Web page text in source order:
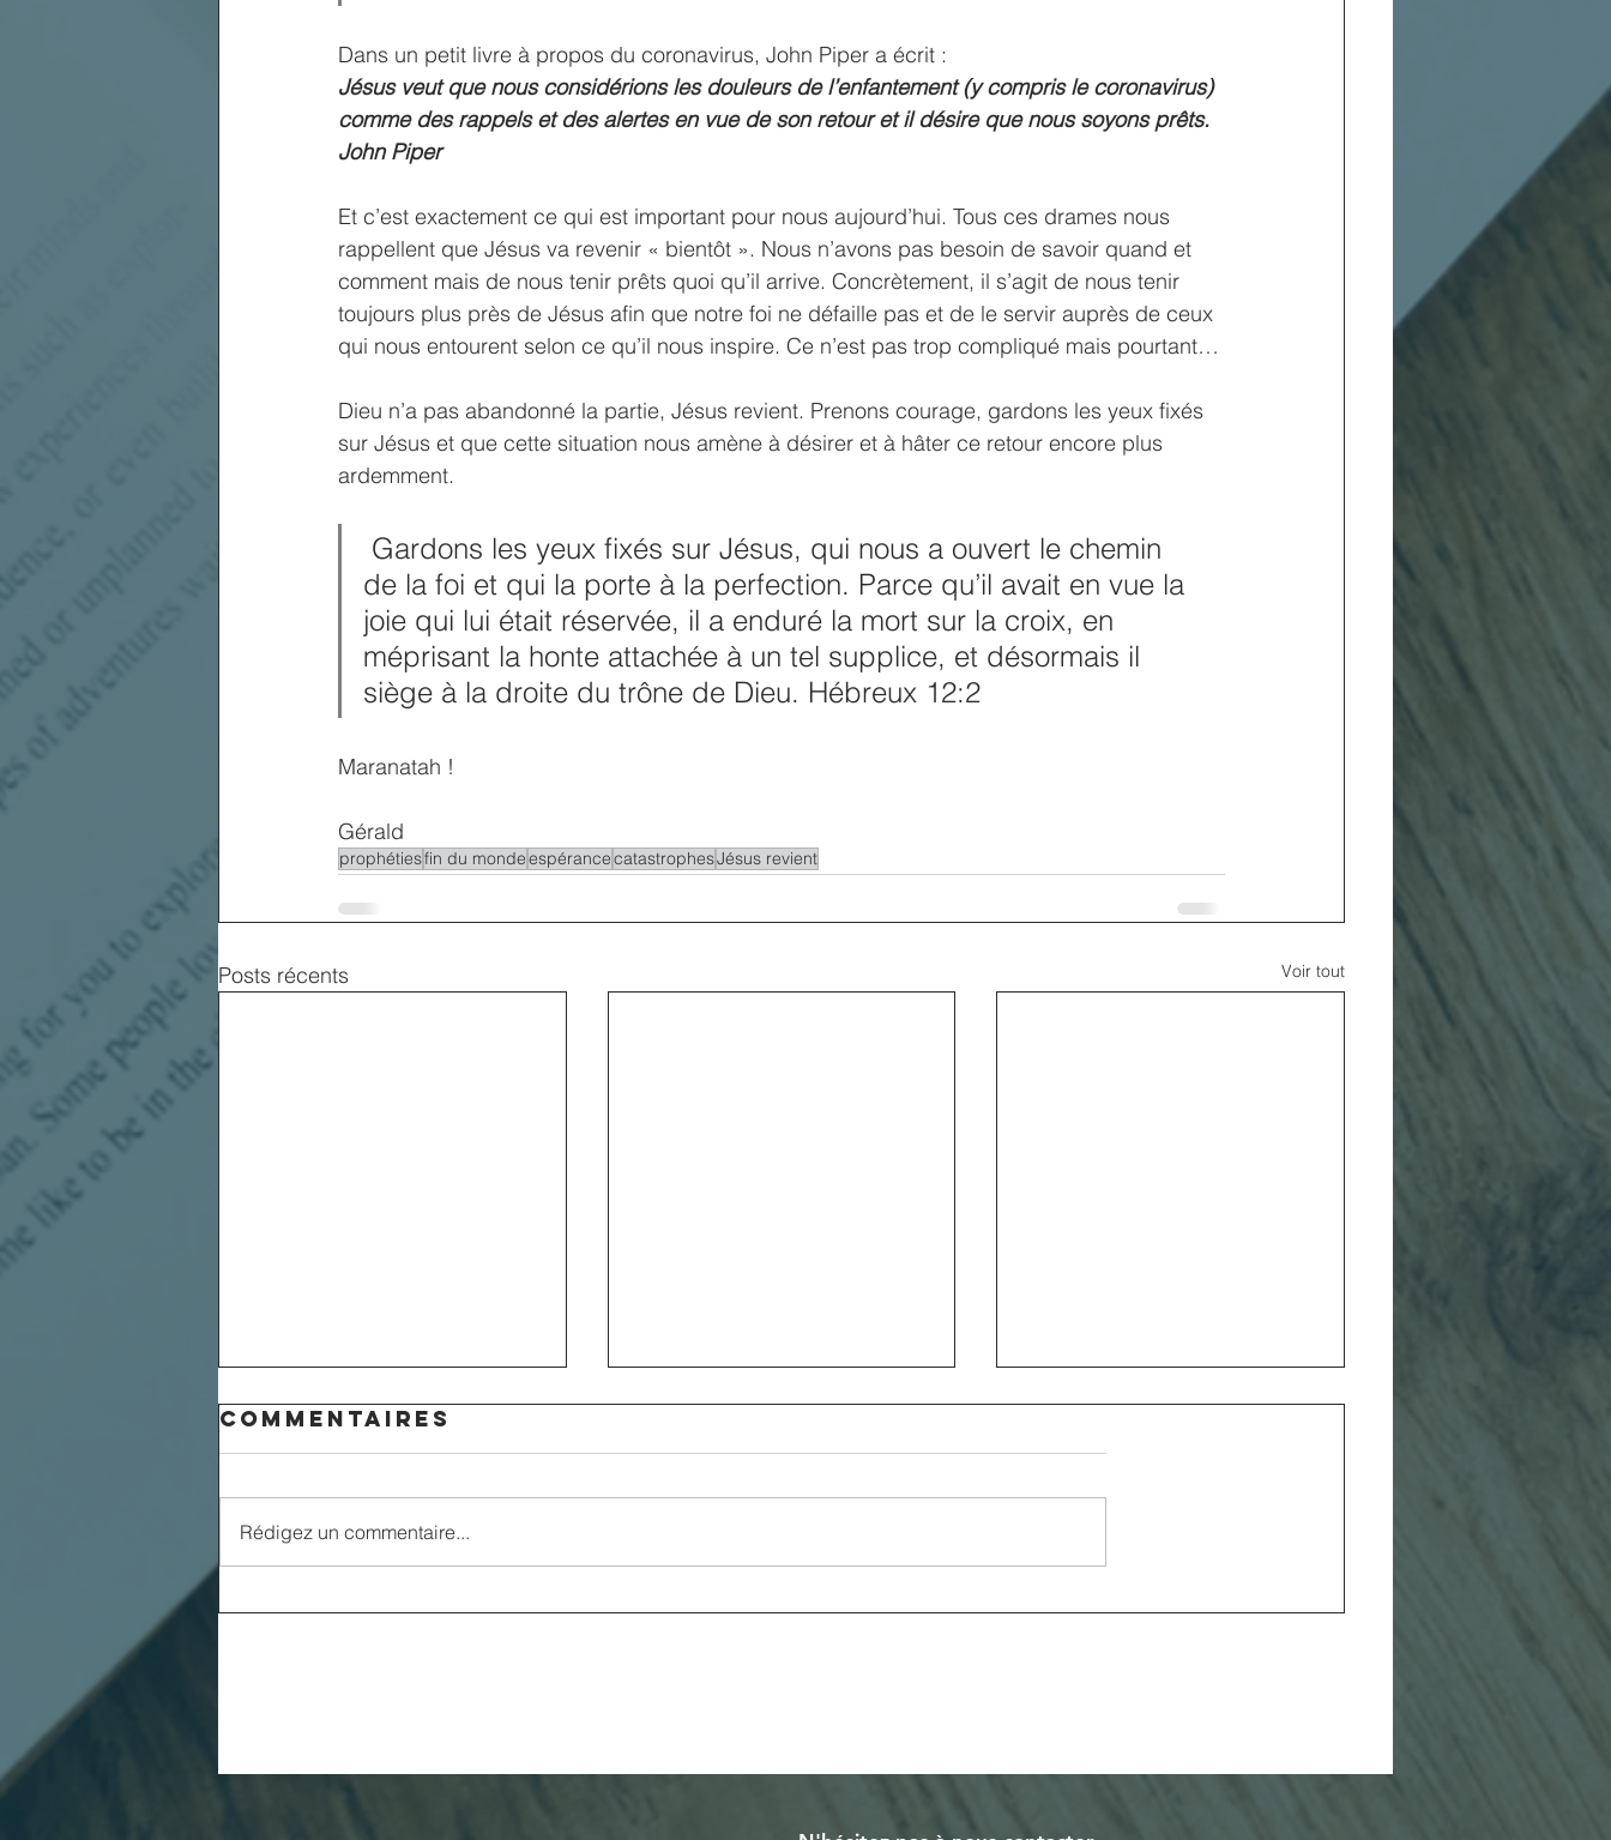
Dans un petit livre à propos du coronavirus, John Piper a écrit :
Jésus veut que nous considérions les douleurs de l’enfantement (y compris le coronavirus)
comme des rappels et des alertes en vue de son retour et il désire que nous soyons prêts.
John Piper
Et c’est exactement ce qui est important pour nous aujourd’hui. Tous ces drames nous
rappellent que Jésus va revenir « bientôt ». Nous n’avons pas besoin de savoir quand et
comment mais de nous tenir prêts quoi qu’il arrive. Concrètement, il s’agit de nous tenir
toujours plus près de Jésus afin que notre foi ne défaille pas et de le servir auprès de ceux
qui nous entourent selon ce qu’il nous inspire. Ce n’est pas trop compliqué mais pourtant…
Dieu n’a pas abandonné la partie, Jésus revient. Prenons courage, gardons les yeux fixés
sur Jésus et que cette situation nous amène à désirer et à hâter ce retour encore plus
ardemment.
de la foi et qui la porte à la perfection. Parce qu’il avait en vue la
joie qui lui était réservée, il a enduré la mort sur la croix, en
méprisant la honte attachée à un tel supplice, et désormais il
siège à la droite du trône de Dieu. Hébreux 12:2
Maranatah !
Gérald
prophétiesfin du mondeespérancecatastrophesJésus revient
Posts récents Voir tout
Commentaires
Rédigez un commentaire...